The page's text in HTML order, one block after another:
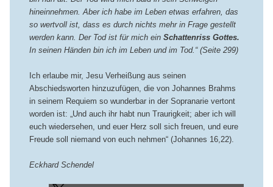
hineinnehmen. Aber ich habe im Leben etwas erfahren, das
so wertvoll ist, dass es durch nichts mehr in Frage gestellt
werden kann. Der Tod ist für mich ein Schattenriss Gottes.
In seinen Händen bin ich im Leben und im Tod.“ (Seite 299)
Ich erlaube mir, Jesu Verheißung aus seinen
Abschiedsworten hinzuzufügen, die von Johannes Brahms
in seinem Requiem so wunderbar in der Sopranarie vertont
worden ist: „Und auch ihr habt nun Traurigkeit; aber ich will
euch wiedersehen, und euer Herz soll sich freuen, und eure
Freude soll niemand von euch nehmen“ (Johannes 16,22).
Eckhard Schendel